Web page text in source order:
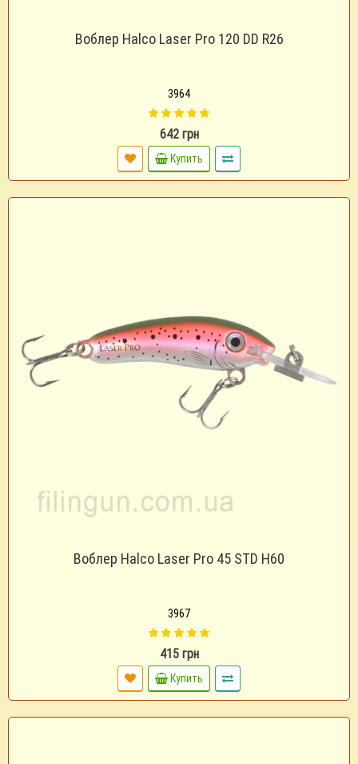
Воблер Halco Laser Pro 120 DD R26
3964
642 грн
Купить
Воблер Halco Laser Pro 45 STD H60
3967
415 грн
Купить